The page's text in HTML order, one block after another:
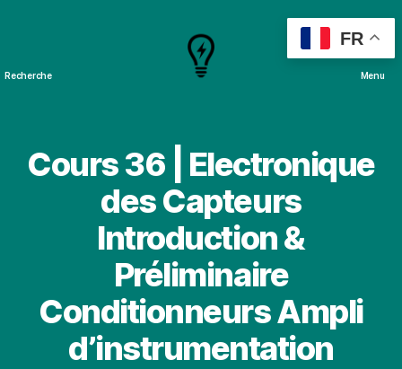
Recherche Menu
Cours 36 | Electronique
des Capteurs
Introduction &
Préliminaire
Conditionneurs Ampli
d’instrumentation
FR